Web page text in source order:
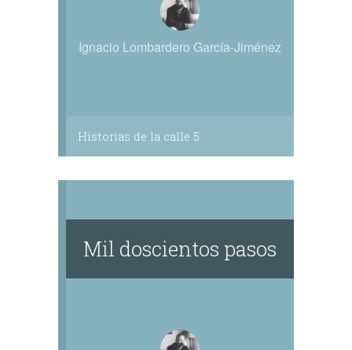
Ignacio Lombardero García-Jiménez
Historias de la calle 5
Mil doscientos pasos